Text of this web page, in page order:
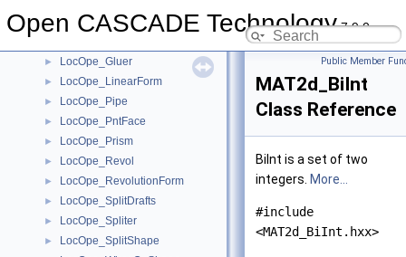
Open CASCADE Technology7.9.0
► LocOpe_Generator
► LocOpe_Gluer
► LocOpe_LinearForm
► LocOpe_Pipe
► LocOpe_PntFace
► LocOpe_Prism
► LocOpe_Revol
► LocOpe_RevolutionForm
► LocOpe_SplitDrafts
► LocOpe_Spliter
► LocOpe_SplitShape
Public Member
MAT2d_BiInt
Class Reference
BiInt is a set of two
integers. More...
#include
<MAT2d_BiInt.hxx>